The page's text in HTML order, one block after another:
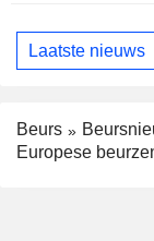
Laatste nieuws
Beurs
Europese